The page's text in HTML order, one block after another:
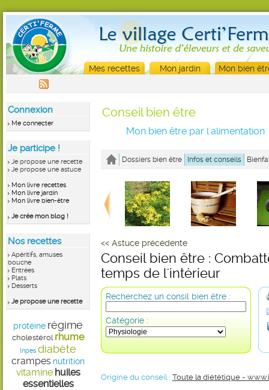
Mes recettes Mon jardin Mon bien
Connexion
Me connecter
Je participe !
Je propose une recette
Je propose une astuce
Mon livre recettes
Mon livre jardin
Mon livre bien-être
Je crée mon blog !
Nos recettes
Apéritifs, amuses
bouche
Entrées
Plats
Desserts
Je propose une recette
protéine régime
cholestérol rhume
Inpes diabète
crampes nutrition
vitamine huiles
essentielles
Conseil bien être
Mon bien être par l'alimentation
Dossiers bien être Infos et conseils
<< Astuce précédente
Conseil bien être :
temps de l'intérieur
Recherchez un consil bien être :
Catégorie :
Origine du conseil : Toute la diététique -